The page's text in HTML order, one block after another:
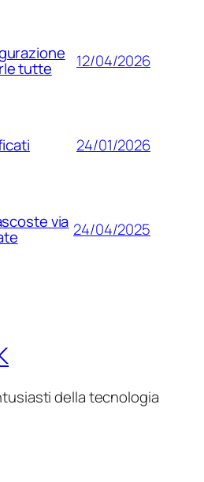
tutte 12/04/2026
24/01/2026
via 24/04/2025
della tecnologia